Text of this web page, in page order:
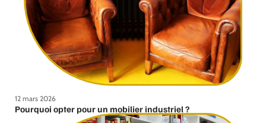
12 mars 2026
Pourquoi opter pour un mobilier industriel ?